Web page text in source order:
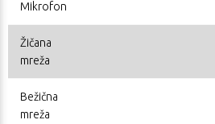
Mikrofon
Žičana
mreža
Bežična
mreža